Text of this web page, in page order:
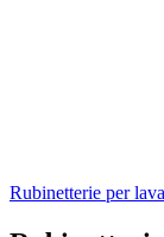
Rubinetterie per